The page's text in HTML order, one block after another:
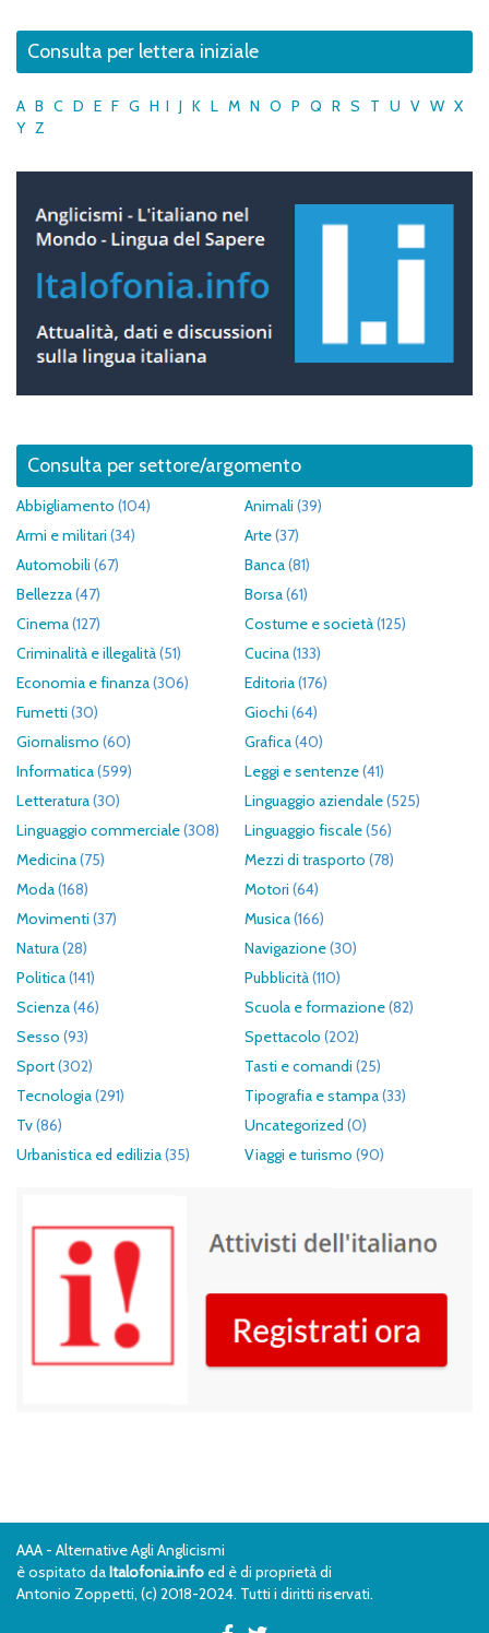
Consulta per lettera iniziale
A B C D E F G H I J K L M N O P Q R S T U V W X
Y Z
Consulta per settore/argomento
Abbigliamento (104) Animali (39)
Armi e militari (34) Arte(37)
Automobili (67) Banca(81)
Bellezza(47) Borsa(61)
Cinema(127) Costume e società(125)
Criminalità e illegalità(51) Cucina(133)
Economia e finanza(306) Editoria(176)
Fumetti (30) Giochi (64)
Giornalismo (60) Grafica(40)
Informatica(599) Leggi e sentenze(41)
Letteratura(30) Linguaggio aziendale(525)
Linguaggio commerciale(308) Linguaggio fiscale(56)
Medicina(75) Mezzi di trasporto (78)
Moda(168) Motori (64)
Movimenti (37) Musica(166)
Natura(28) Navigazione(30)
Politica(141) Pubblicità(110)
Scienza(46) Scuola e formazione(82)
Sesso (93) Spettacolo (202)
Sport(302) Tasti e comandi (25)
Tecnologia(291) Tipografia e stampa(33)
Tv(86) Uncategorized (0)
Urbanistica ed edilizia(35) Viaggi e turismo (90)
AAA - Alternative Agli Anglicismi
è ospitato daItalofonia.info ed è di proprietà di
Antonio Zoppetti, (c) 2018-2024. Tutti i diritti riservati.